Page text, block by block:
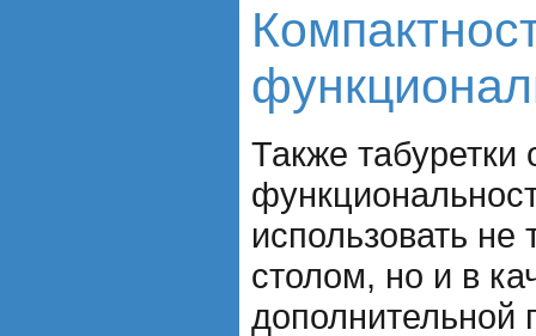
Также
использовать не
столом, но и в
дополнительной